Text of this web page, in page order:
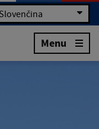
Slovenčina
Menu